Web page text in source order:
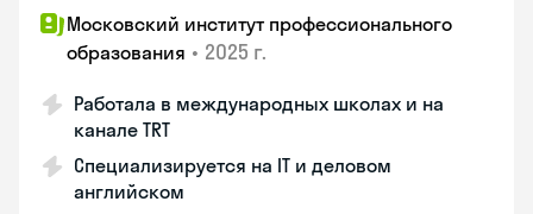
Московский институт профессионального
образования • 2025 г.
Работала в международных школах и на
канале TRT
Специализируется на IT и деловом
английском